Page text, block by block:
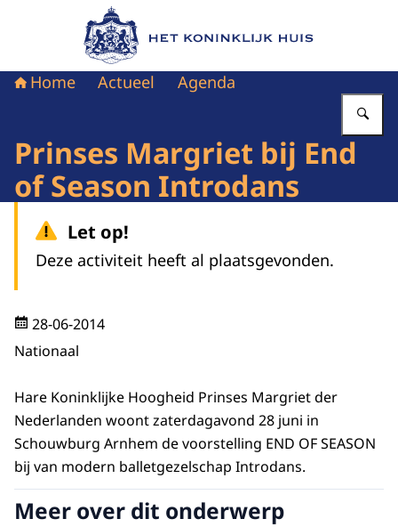
Naar de homepage van Het Koninklijk Huis
Home Actueel Agenda
Prinses Margriet bij End
of Season Introdans
Let op!
Deze activiteit heeft al plaatsgevonden.
28-06-2014
Nationaal
Hare Koninklijke Hoogheid Prinses Margriet der
Nederlanden woont zaterdagavond 28 juni in
Schouwburg Arnhem de voorstelling END OF SEASON
bij van modern balletgezelschap Introdans.
Meer over dit onderwerp